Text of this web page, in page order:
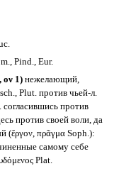
Pind., Eur.
ον 1)нежелающий,
Plut. против чьей-л.
согласившись против
против своей воли, да
(ἔργον, πρᾶγμα Soph.):
самому себе
Plat.